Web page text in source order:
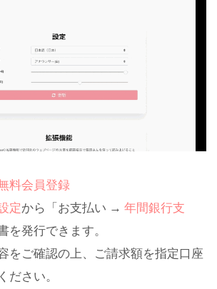
料会員登録
定から「お支払い → 年間銀行支
を発行できます。
をご確認の上、ご請求額を指定口座
ださい。